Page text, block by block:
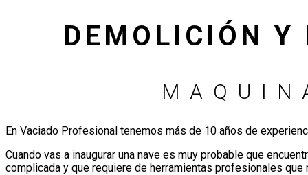
DEMOLICIÓN Y
En Vaciado Profesional tenemos más de 10 años de
Cuando vas a inaugurar una nave es muy probable que
complicada y que requiere de herramientas profesionales